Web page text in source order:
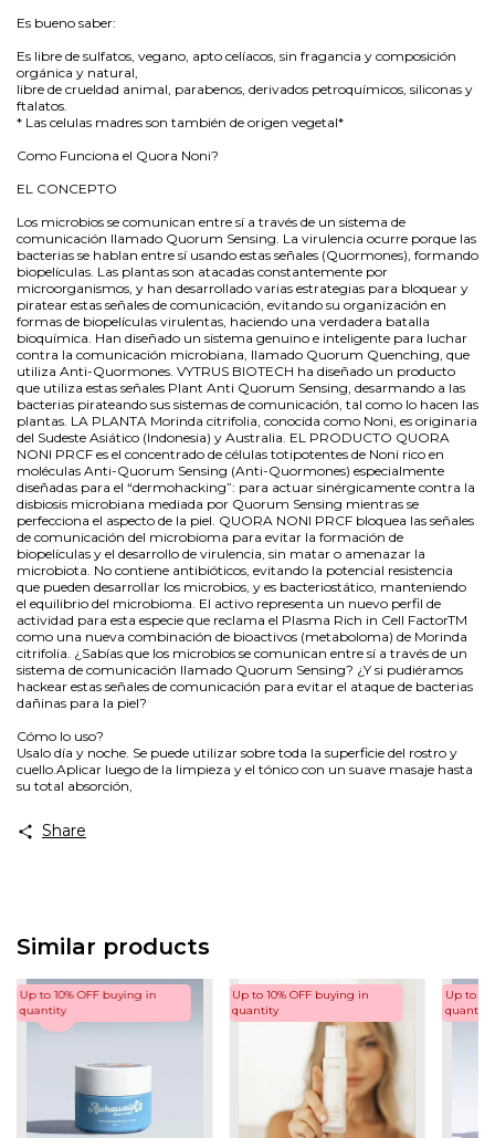
Es bueno saber:
Es libre de sulfatos, vegano, apto celíacos, sin fragancia y composición
orgánica y natural,
libre de crueldad animal, parabenos, derivados petroquímicos, siliconas y
ftalatos.
* Las celulas madres son también de origen vegetal*
Como Funciona el Quora Noni?
EL CONCEPTO
Los microbios se comunican entre sí a través de un sistema de
comunicación llamado Quorum Sensing. La virulencia ocurre porque las
bacterias se hablan entre sí usando estas señales (Quormones), formando
biopelículas. Las plantas son atacadas constantemente por
microorganismos, y han desarrollado varias estrategias para bloquear y
piratear estas señales de comunicación, evitando su organización en
formas de biopelículas virulentas, haciendo una verdadera batalla
bioquímica. Han diseñado un sistema genuino e inteligente para luchar
contra la comunicación microbiana, llamado Quorum Quenching, que
utiliza Anti-Quormones. VYTRUS BIOTECH ha diseñado un producto
que utiliza estas señales Plant Anti Quorum Sensing, desarmando a las
bacterias pirateando sus sistemas de comunicación, tal como lo hacen las
plantas. LA PLANTA Morinda citrifolia, conocida como Noni, es originaria
del Sudeste Asiático (Indonesia) y Australia. EL PRODUCTO QUORA
NONI PRCF es el concentrado de células totipotentes de Noni rico en
moléculas Anti-Quorum Sensing (Anti-Quormones) especialmente
diseñadas para el “dermohacking”: para actuar sinérgicamente contra la
disbiosis microbiana mediada por Quorum Sensing mientras se
perfecciona el aspecto de la piel. QUORA NONI PRCF bloquea las señales
de comunicación del microbioma para evitar la formación de
biopelículas y el desarrollo de virulencia, sin matar o amenazar la
microbiota. No contiene antibióticos, evitando la potencial resistencia
que pueden desarrollar los microbios, y es bacteriostático, manteniendo
el equilibrio del microbioma. El activo representa un nuevo perfil de
actividad para esta especie que reclama el Plasma Rich in Cell FactorTM
como una nueva combinación de bioactivos (metaboloma) de Morinda
citrifolia. ¿Sabías que los microbios se comunican entre sí a través de un
sistema de comunicación llamado Quorum Sensing? ¿Y si pudiéramos
hackear estas señales de comunicación para evitar el ataque de bacterias
dañinas para la piel?
Cómo lo uso?
Usalo día y noche. Se puede utilizar sobre toda la superficie del rostro y
cuello.Aplicar luego de la limpieza y el tónico con un suave masaje hasta
su total absorción,
Share
Similar products
Up to 10% OFF buying in
quantity
Up to 10% OFF buying in
quantity
Up to
quantity